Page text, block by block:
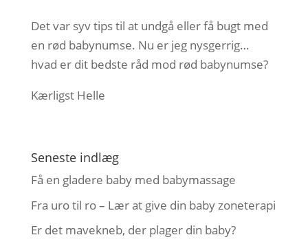
Det var syv tips til at undgå eller få bugt med
en rød babynumse. Nu er jeg nysgerrig…
hvad er dit bedste råd mod rød babynumse?
Kærligst Helle
Seneste indlæg
Få en gladere baby med babymassage
Fra uro til ro – Lær at give din baby zoneterapi
Er det mavekneb, der plager din baby?